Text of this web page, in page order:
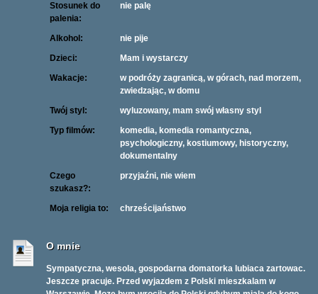
Stosunek do
palenia:
nie palę
Alkohol:
nie pije
Dzieci:
Mam i wystarczy
Wakacje:
w podróży zagranicą, w górach, nad morzem,
zwiedzając, w domu
Twój styl:
wyluzowany, mam swój własny styl
Typ filmów:
komedia, komedia romantyczna,
psychologiczny, kostiumowy, historyczny,
dokumentalny
Czego
szukasz?:
przyjaźni, nie wiem
Moja religia to: chrześcijaństwo
O mnie
Sympatyczna, wesola, gospodarna domatorka lubiaca zartowac.
Jeszcze pracuje. Przed wyjazdem z Polski mieszkalam w